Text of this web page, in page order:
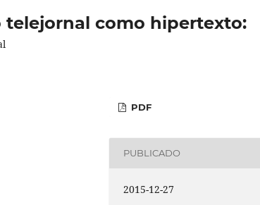
telejornal como hipertexto:
PDF
PUBLICADO
2015-12-27